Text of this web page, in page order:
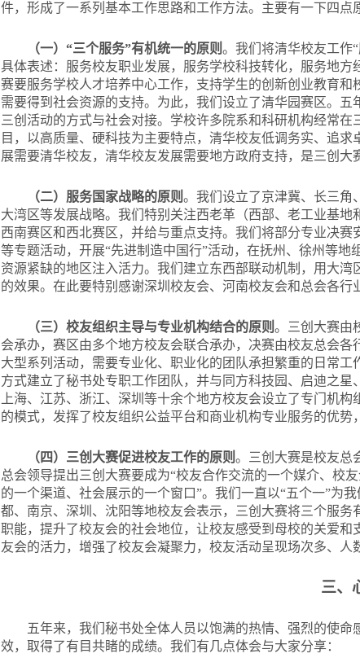
件，形成了一系列基本工作思路和工作方法。主要有一下四点
（一）“三个服务”有机统一的原则 。我们将清华校友工作
具体表述：服务校友职业发展，服务学校科技转化，服务地
赛要服务学校人才培养中心工作，支持学生的创新创业教育
需要得到社会资源的支持。为此，我们设立了清华园赛区。
三创活动的方式与社会对接。学校许多院系和科研机构经常
目，以高质量、硬科技为主要特点，清华校友低调务实、追
展需要清华校友，清华校友发展需要地方政府支持，是三创大
（二）服务国家战略的原则 。我们设立了京津冀、长三角
大湾区等发展战略。我们特别关注西老革（西部、老工业基
西南赛区和西北赛区，并给与重点支持。我们将部分专业决
等专题活动，开展“先进制造中国行”活动，在抚州、徐州等
资源紧缺的地区注入活力。我们建立东西部联动机制，用大
的效果。在此要特别感谢深圳校友会、河南校友会和总会各行
（三）校友组织主导与专业机构结合的原则 。三创大赛由
会承办，赛区由多个地方校友会联合承办，决赛由校友总会
大型系列活动，需要专业化、职业化的团队承担繁重的日常
方式建立了秘书处专职工作团队，并与同方科技园、启迪之
上海、江苏、浙江、深圳等十余个地方校友会设立了专门机
的模式，发挥了校友组织公益平台和商业机构专业服务的优势
（四）三创大赛促进校友工作的原则 。三创大赛是校友总
总会领导提出三创大赛要成为“校友合作交流的一个媒介、校
的一个渠道、社会展示的一个窗口”。我们一直以“五个一”为
都、南京、深圳、沈阳等地校友会表示，三创大赛将三个服
职能，提升了校友会的社会地位，让校友感受到母校的关爱
友会的活力，增强了校友会凝聚力，校友活动呈现场次多、人
三、
五年来，我们秘书处全体人员以饱满的热情、强烈的使
效，取得了有目共睹的成绩。我们有几点体会与大家分享：